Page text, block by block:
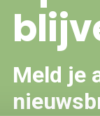
Meld je